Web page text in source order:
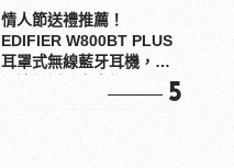
情人節送禮推薦！
EDIFIER W800BT PLUS
耳罩式無線藍牙耳機，在
5